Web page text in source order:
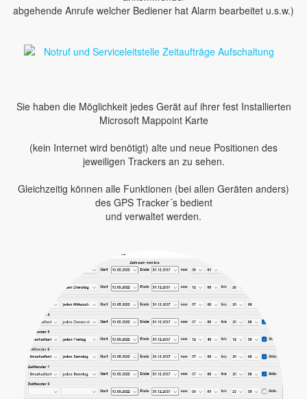
abgehende Anrufe welcher Bediener hat Alarm bearbeitet u.s.w.)
Sie haben die Möglichkeit jedes Gerät auf ihrer fest Installierten
Microsoft Mappoint Karte
(kein Internet wird benötigt) alte und neue Positionen des
jeweiligen Trackers an zu sehen.
Gleichzeitig können alle Funktionen (bei allen Geräten anders)
des GPS Tracker´s bedient
und verwaltet werden.